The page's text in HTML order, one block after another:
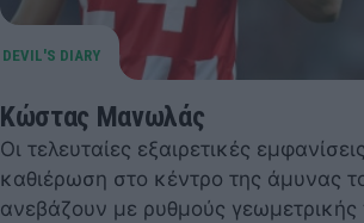
Κώστας Μανωλάς
Οι τελευταίες εξαιρετικές
καθιέρωση στο κέντρο της άμυνας
ανεβάζουν με ρυθμούς γεωμετρικής